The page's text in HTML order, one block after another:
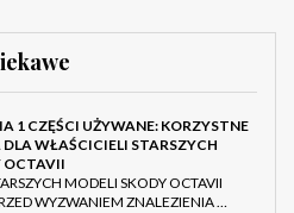
1 CZĘŚCI UŻYWANE: KORZYSTNE
WŁAŚCICIELI STARSZYCH
OCTAVII
MODELI SKODY OCTAVII
WYZWANIEM ZNALEZIENIA …